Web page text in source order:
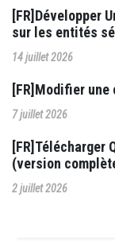
[FR]Développer
sur les entités
14 juillet 2026
[FR]Modifier une
7 juillet 2026
[FR]Télécharger
(version
2 juillet 2026